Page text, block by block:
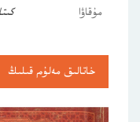
مۇقاۋا
خاتالىق مەلۇم قىلىڭ